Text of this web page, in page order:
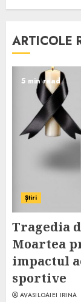
ARTICOLE
5 min read
Știri
Tragedia
Moartea
impactul
sportive
AVASILOAIEI IRINA